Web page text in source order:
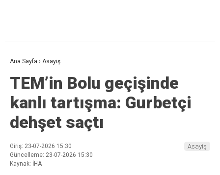
Ana Sayfa › Asayiş
TEM’in Bolu geçişinde
kanlı tartışma: Gurbetçi
dehşet saçtı
Giriş: 23-07-2026 15:30
Güncelleme: 23-07-2026 15:30
Kaynak: İHA
Asayiş